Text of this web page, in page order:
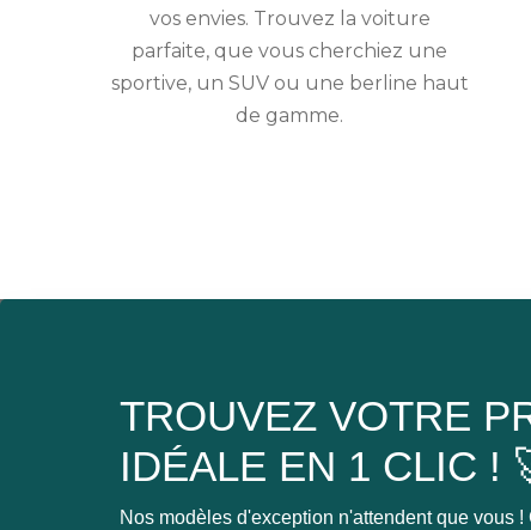
vos envies. Trouvez la voiture
parfaite, que vous cherchiez une
sportive, un SUV ou une berline haut
de gamme.
TROUVEZ VOTRE
IDÉALE EN 1 CLIC !
Nos modèles d'exception n'attendent que vous